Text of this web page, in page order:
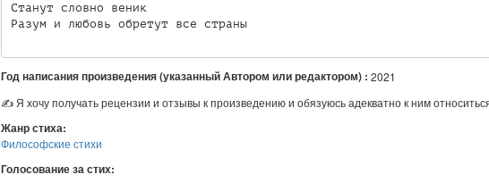
Станут словно веник
Разум и любовь обретут все страны
Год написания произведения (указанный Автором или редактором) : 2021
✍ Я хочу получать рецензии и отзывы к произведению и обязуюсь адекватно к ним
Жанр стиха:
Философские стихи
Голосование за стих: